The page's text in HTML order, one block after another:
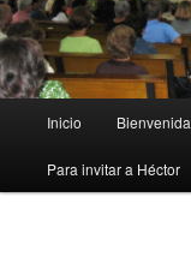
Inicio Bienvenida
Para invitar a Héctor